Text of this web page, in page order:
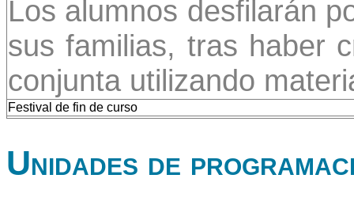
Los alumnos desfilarán
sus familias, tras haber
conjunta utilizando
Festival de fin de curso
Unidades de